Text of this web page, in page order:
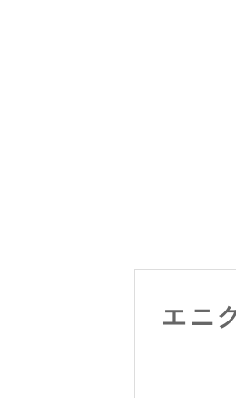
エニ